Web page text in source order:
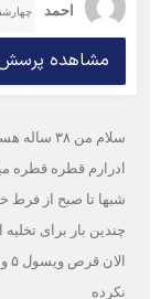
احمد چهارشنبه ۱۰ اسفند ۱( 3
مشاهده
سلام من ۳۸ ساله هستم
ادرارم قطره قطره
شبها تا صبح از
چندین بار برای
نکرده